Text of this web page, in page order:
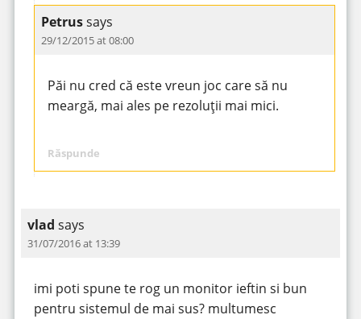
Petrussays
29/12/2015 at 08:00
Păi nu cred că este vreun joc care să nu
meargă, mai ales pe rezoluții mai mici.
Răspunde
vlad says
31/07/2016 at 13:39
imi poti spune te rog un monitor ieftin si bun
pentru sistemul de mai sus? multumesc